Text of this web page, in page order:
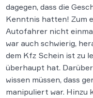
dagegen, dass die
Kenntnis hatten! Zum
Autofahrer nicht
war auch schwierig,
dem Kfz Schein ist zu
überhaupt hat.
wissen müssen, dass
manipuliert war. Hinzu